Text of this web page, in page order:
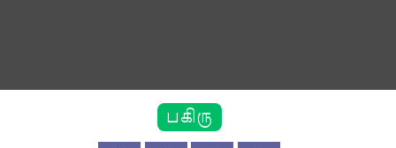
பகிரு